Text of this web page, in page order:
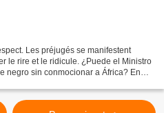
Les préjugés se manifestent
le rire et le ridicule. ¿Puede el Ministro
negro sin conmocionar a África? En